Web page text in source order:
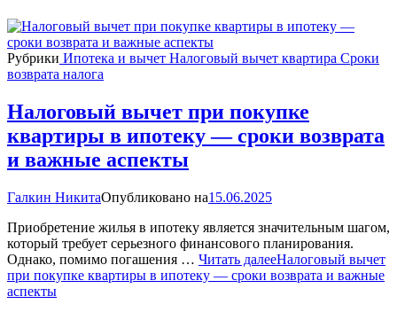
Рубрики Ипотека и вычет Налоговый вычет квартира Сроки
возврата налога
Налоговый вычет при покупке
квартиры в ипотеку — сроки возврата
и важные аспекты
Галкин НикитаОпубликовано на15.06.2025
Приобретение жилья в ипотеку является значительным шагом,
который требует серьезного финансового планирования.
Однако, помимо погашения … Читать далееНалоговый вычет
при покупке квартиры в ипотеку — сроки возврата и важные
аспекты